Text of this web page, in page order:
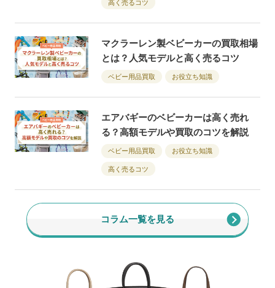
高く売るコツ
マクラーレン製ベビーカーの買取相場
とは？人気モデルと高く売るコツ
ベビー用品買取 お役立ち知識
エアバギーのベビーカーは高く売れ
る？高額モデルや買取のコツを解説
ベビー用品買取 お役立ち知識
高く売るコツ
コラム一覧を見る